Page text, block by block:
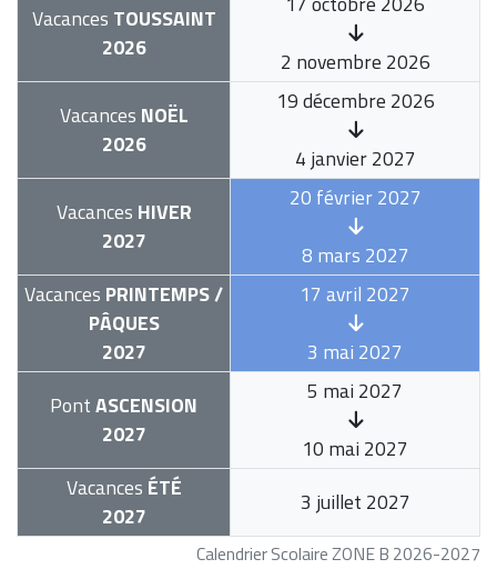
Calendrier Scolaire ZONE B 2026-2027
Vacances TOUSSAINT
2026
2 novembre 2026
Vacances NOËL
2026
19 décembre 2026
4 janvier 2027
Vacances HIVER
2027
20 février 2027
8 mars 2027
Vacances PRINTEMPS /
PÂQUES
2027
17 avril 2027
3 mai 2027
PontASCENSION
2027
5 mai 2027
10 mai 2027
Vacances ÉTÉ
2027
3 juillet 2027